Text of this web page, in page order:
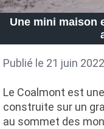
Une mini maison
Publié le 21 juin 2022
Le Coalmont est
construite sur un
au sommet des